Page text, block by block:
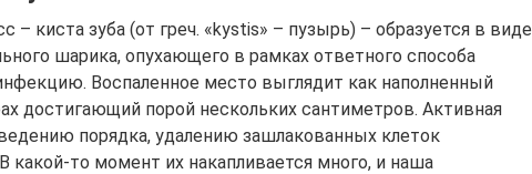
– киста зуба (от греч. «kystis» – пузырь) – образуется в виде
шарика, опухающего в рамках ответного способа
Воспаленное место выглядит как наполненный
достигающий порой нескольких сантиметров. Активная
порядка, удалению зашлакованных клеток
какой-то момент их накапливается много, и наша